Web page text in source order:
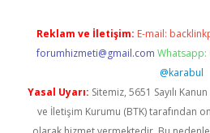
Reklam ve İletişim: E-mail:
forumhizmeti@gmail.com Whatsapp:
@karabul
Yasal Uyarı: Sitemiz, 5651 Sayılı
ve İletişim Kurumu (BTK) tarafından